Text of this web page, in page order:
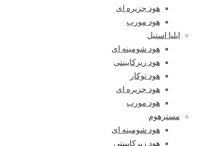
هود جزیره ای
هود مورب
ایلیا استیل
هود شومینه ای
هود زیرکابینتی
هود توکار
هود جزیره ای
هود مورب
مسترهوم
هود شومینه ای
هود زیرکابینتی